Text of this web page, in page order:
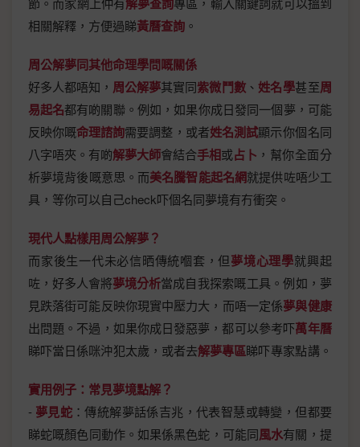
相關解釋，方便過睇黃曆查詢 。
周公解夢同其他命理學問嘅關係
好多人都唔知， 周公解夢其實同紫微鬥數 、 姓名學甚至周
易起名都有啲關聯。例如，如果你成日發同一個夢，可能
反映你嘅命理諮詢需要調整，或者姓名測試顯示你個名同
八字唔夾。有啲解夢大師會結合手相或占卜 ，幫你全面分
析夢境背後嘅意思。而美名騰智能起名網就提供咗唔少工
具，等你可以自己check吓個名同夢境有冇衝突。
現代人點樣用周公解夢？
而家後生一代未必信晒傳統嗰套，但夢境心理學就興起
咗，好多人會將夢境分析當成自我探索嘅工具。例如，夢
見跌落街可能反映你現實中壓力大，而唔一定係夢與健康
出問題。不過，如果你成日發惡夢，都可以參考吓萬年曆
睇吓當日係咪沖犯太歲，或者去解夢專區睇吓專家點講。
實用例子：常見夢境點解？
- 夢見蛇 ：傳統解夢話係吉兆，代表智慧或轉變，但都要
睇蛇嘅顏色同動作。如果係黑色蛇，可能同風水有關，提